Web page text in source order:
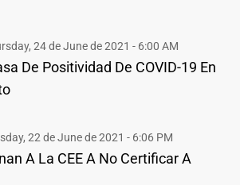
24 de June de 2021 - 6:00 AM
De Positividad De COVID-19 En
22 de June de 2021 - 6:06 PM
A La CEE A No Certificar A